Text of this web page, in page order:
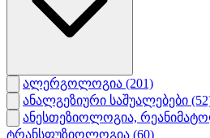
ალერგოლოგია (201)
ანალგეზიური საშუალებები
ანესთეზიოლოგია,
ტრანსფუზიოლოგია (60)